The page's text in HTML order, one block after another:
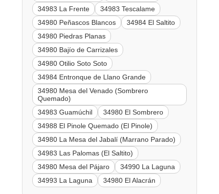
34983 La Frente
34983 Tescalame
34980 Peñascos Blancos
34984 El Saltito
34980 Piedras Planas
34980 Bajío de Carrizales
34980 Otilio Soto Soto
34984 Entronque de Llano Grande
34980 Mesa del Venado (Sombrero
Quemado)
34983 Guamúchil
34980 El Sombrero
34988 El Pinole Quemado (El Pinole)
34980 La Mesa del Jabalí (Marrano Parado)
34983 Las Palomas (El Saltito)
34980 Mesa del Pájaro
34990 La Laguna
34993 La Laguna
34980 El Alacrán